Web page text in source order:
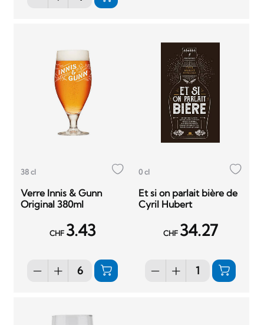
38 cl
Verre Innis & Gunn
Original 380ml
CHF 3.43
0 cl
Et si on parlait bière de
Cyril Hubert
CHF 34.27